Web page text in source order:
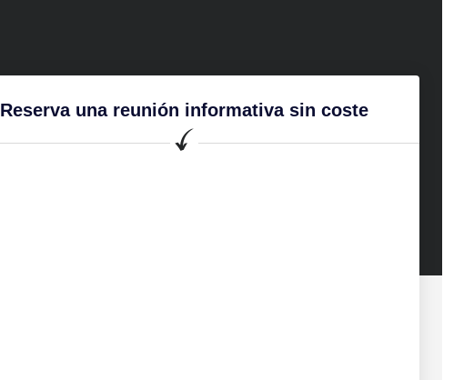
Reserva una reunión informativa sin coste